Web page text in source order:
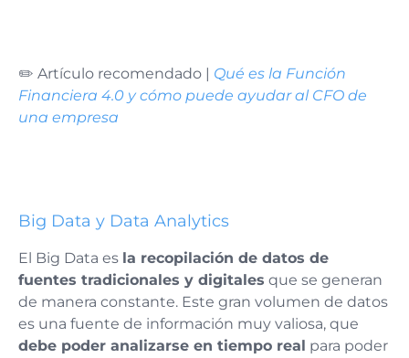
✏️ Artículo recomendado | Qué es la Función
Financiera 4.0 y cómo puede ayudar al CFO de
una empresa
Big Data y Data Analytics
El Big Data es la recopilación de datos de
fuentes tradicionales y digitales que se generan
de manera constante. Este gran volumen de datos
es una fuente de información muy valiosa, que
debe poder analizarse en tiempo real para poder